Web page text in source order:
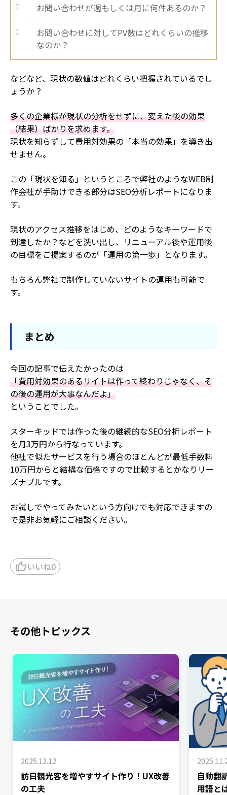
お問い合わせが週もしくは月に何件あるのか？
お問い合わせに対してPV数はどれくらいの推移
なのか？
などなど、現状の数値はどれくらい把握されているでし
ょうか？
多くの企業様が現状の分析をせずに、変えた後の効果
（結果）ばかりを求めます。
現状を知らずして費用対効果の「本当の効果」を導き出
せません。
この「現状を知る」というところで弊社のようなWEB制
作会社が手助けできる部分はSEO分析レポートになりま
す。
現状のアクセス推移をはじめ、どのようなキーワードで
到達したか？などを洗い出し、リニューアル後や運用後
の目標をご提案するのが「運用の第一歩」となります。
もちろん弊社で制作していないサイトの運用も可能で
す。
まとめ
今回の記事で伝えたかったのは
「費用対効果のあるサイトは作って終わりじゃなく、そ
の後の運用が大事なんだよ」
ということでした。
スターキッドでは作った後の継続的なSEO分析レポート
を月3万円から行なっています。
他社で似たサービスを行う場合のほとんどが最低手数料
10万円からと結構な価格ですので比較するとかなりリー
ズナブルです。
お試しでやってみたいという方向けでも対応できますの
で是非お気軽にご相談ください。
thumb_upいいね0
その他トピックス
2025.12.12
訪日観光客を増やすサイト作り！UX改善
の工夫
自動翻
用語と